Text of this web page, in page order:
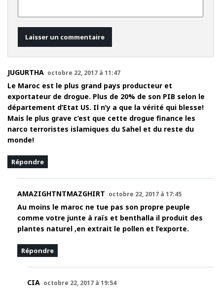
JUGURTHA octobre 22, 2017 à 11:47
Le Maroc est le plus grand pays producteur et
exportateur de drogue. Plus de 20% de son PIB selon le
département d’Etat US. Il n’y a que la vérité qui blesse!
Mais le plus grave c’est que cette drogue finance les
narco terroristes islamiques du Sahel et du reste du
monde!
Répondre
AMAZIGHTNTMAZGHIRT octobre 22, 2017 à 17:45
Au moins le maroc ne tue pas son propre peuple
comme votre junte à raïs et benthalla il produit des
plantes naturel ,en extrait le pollen et l’exporte.
Répondre
CIA octobre 22, 2017 à 19:54